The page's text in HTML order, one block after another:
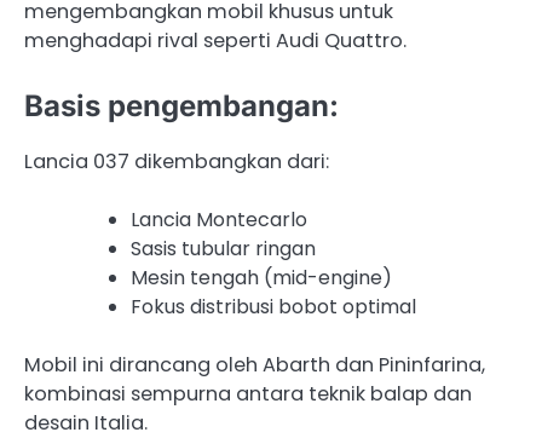
mengembangkan mobil khusus untuk
menghadapi rival seperti Audi Quattro.
Basis pengembangan:
Lancia 037 dikembangkan dari:
Lancia Montecarlo
Sasis tubular ringan
Mesin tengah (mid-engine)
Fokus distribusi bobot optimal
Mobil ini dirancang oleh Abarth dan Pininfarina,
kombinasi sempurna antara teknik balap dan
desain Italia.